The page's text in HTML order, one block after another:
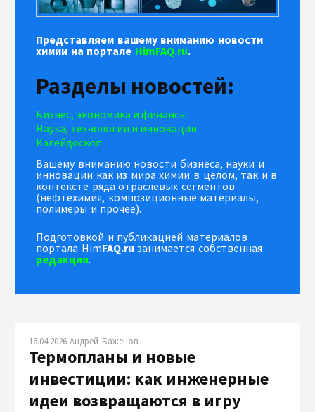
Представляем вашему вниманию новости
химии на портале HimFAQ.ru.
Разделы новостей:
Бизнес, экономика и финансы
Наука, технологии и инновации
Калейдоскоп
Вашему вниманию новости бизнеса, науки и
инновации как из мира химии в целом, так и в
контексте ряда отраслевых сегментов
(нефтехимия, композиционные материалы,
полимеры и прочее).
Подготовкой и публикацией материалов
портала HimFAQ.ru занимается собственная
редакция.
16.04.2026 Андрей Баженов
Термопланы и новые
инвестиции: как инженерные
идеи возвращаются в игру